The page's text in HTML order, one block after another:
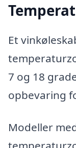
Et
7 og 18
opbevaring
Modeller